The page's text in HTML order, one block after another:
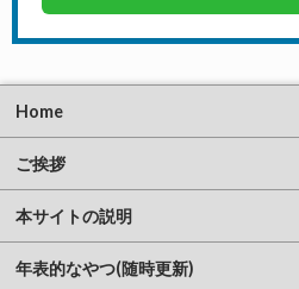
Home
ご挨拶
本サイトの説明
年表的なやつ(随時更新)